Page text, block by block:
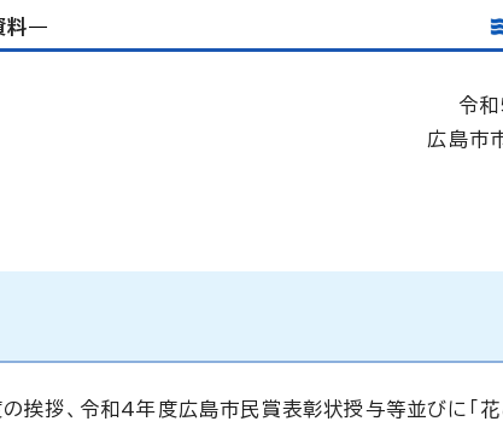
料
令
広島市
挨拶、令和4年度広島市民賞表彰状授与等並びに「花